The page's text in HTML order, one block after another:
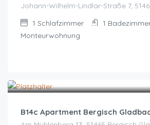
Johann-Wilhelm-Lindlar-Straße 7,
1 Schlafzimmer 1
Monteurwohnung
B14c Apartment Bergisch